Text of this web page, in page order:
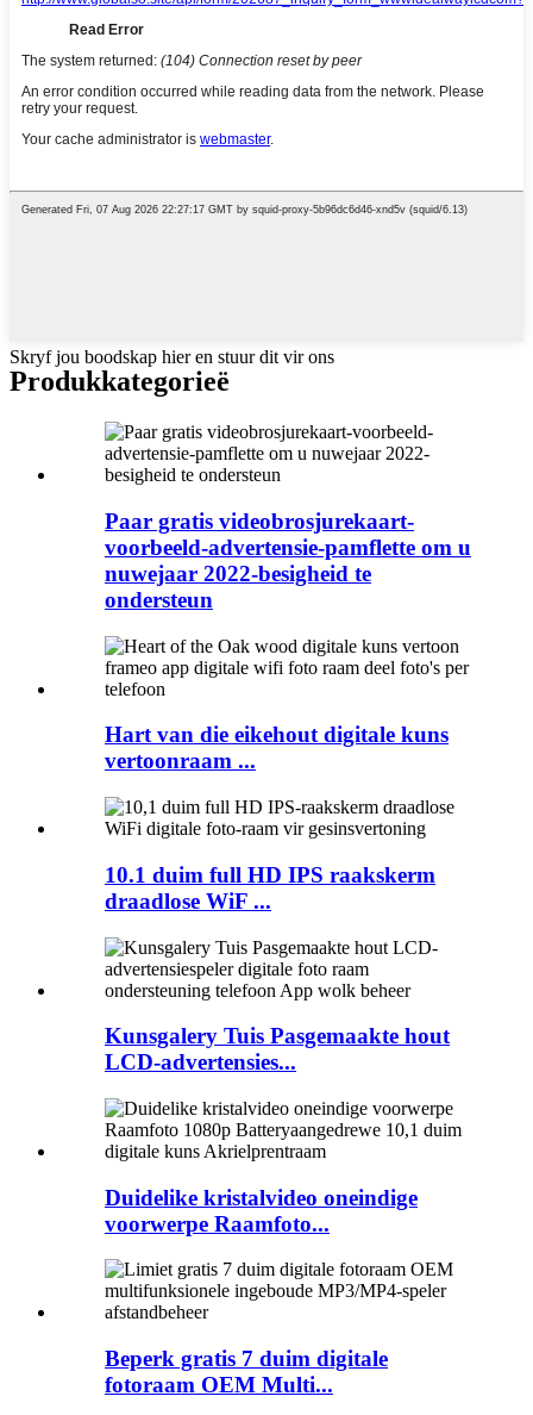
Skryf jou boodskap hier en stuur dit vir ons
Produkkategorieë
Paar gratis videobrosjurekaart-
voorbeeld-advertensie-pamflette om u
nuwejaar 2022-besigheid te
ondersteun
Hart van die eikehout digitale kuns
vertoonraam ...
10.1 duim full HD IPS raakskerm
draadlose WiF ...
Kunsgalery Tuis Pasgemaakte hout
LCD-advertensies...
Duidelike kristalvideo oneindige
voorwerpe Raamfoto...
Beperk gratis 7 duim digitale
fotoraam OEM Multi...